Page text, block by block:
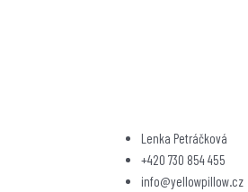
Lenka Petráčková
+420 730 854 455
info@yellowpillow.cz